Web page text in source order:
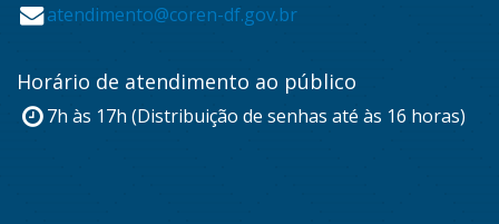
atendimento@coren-df.gov.br
Horário de atendimento ao público
7h às 17h (Distribuição de senhas até às 16 horas)